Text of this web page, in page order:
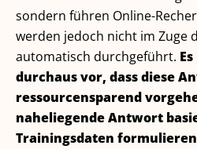
sondern führen Online-
werden jedoch nicht im Zuge
automatisch durchgeführt.
durchaus vor, dass diese
ressourcensparend
naheliegende Antwort
Trainingsdaten